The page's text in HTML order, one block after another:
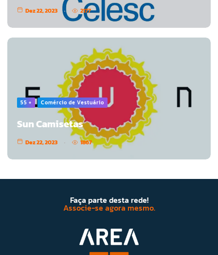
Dez 22, 2023 2177
55 + Comércio de Vestuário
Sun Camisetas
Dez 22, 2023 1867
Faça parte desta rede!
Associe-se agora mesmo.